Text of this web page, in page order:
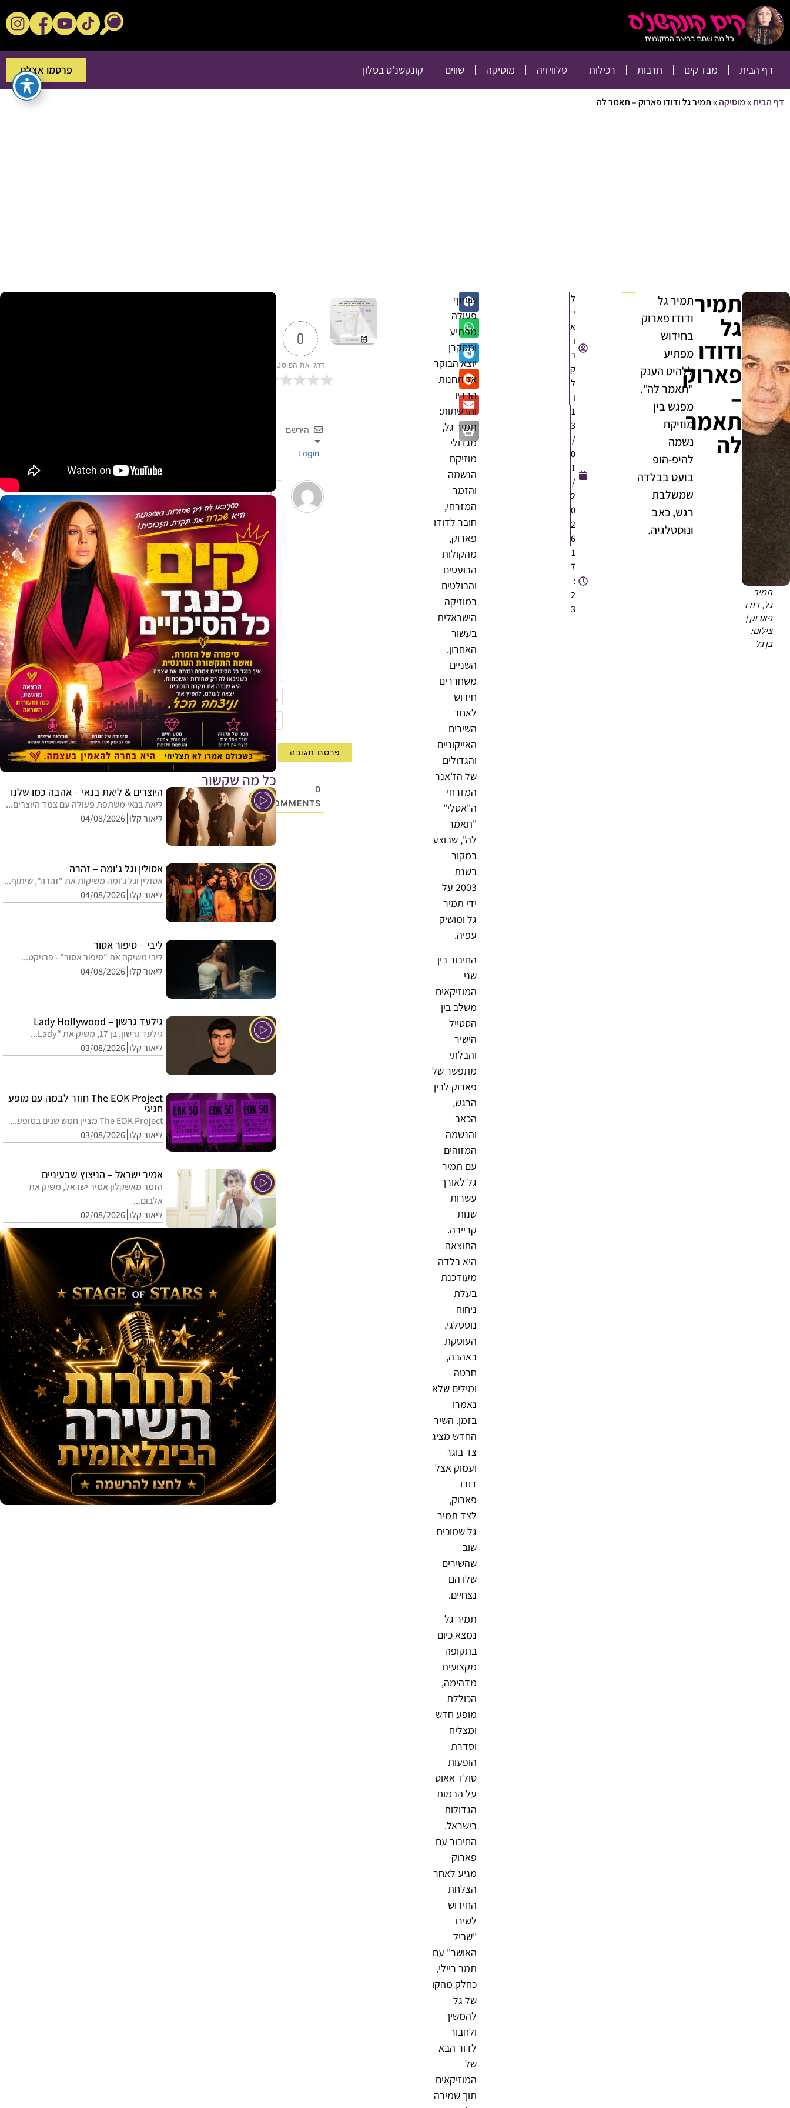
דף הבית מבז-קים תרבות רכילות טלוויזיה מוסיקה שווים קונקשנ'ס בסלון פרסמו אצלנו
פרסמו אצלנו
דף הבית»מוסיקה»תמיר גל ודודו פארוק – תאמר לה
תמיר
גל, דודו
פארוק |
צילום:
בן גל
תמיר
גל
ודודו
פארוק
–
תאמר
לה
תמיר גל
ודודו פארוק
בחידוש
מפתיע
ללהיט הענק
"תאמר לה".
מפגש בין
מוזיקת
נשמה
להיפ-הופ
בועט בבלדה
שמשלבת
רגש, כאב
ונוסטלגיה.
ל
י
א
ו
ר
ק
ל
ו
1
3
/
0
1
/
2
0
2
6
1
7
:
2
3
שיתוף
פעולה
מפתיע
ומסקרן
יוצא הבוקר
אל תחנות
הרדיו
והרשתות:
תמיר גל,
מגדולי
מוזיקת
הנשמה
והזמר
המזרחי,
חובר לדודו
פארוק,
מהקולות
הבועטים
והבולטים
במוזיקה
הישראלית
בעשור
האחרון.
השניים
משחררים
חידוש
לאחד
השירים
האייקוניים
והגדולים
של הז'אנר
המזרחי
ה"אסלי" –
"תאמר
לה", שבוצע
במקור
בשנת
2003 על
ידי תמיר
גל ומושיק
עפיה.
החיבור בין
שני
המוזיקאים
משלב בין
הסטייל
הישיר
והבלתי
מתפשר של
פארוק לבין
הרגש,
הכאב
והנשמה
המזוהים
עם תמיר
גל לאורך
עשרות
שנות
קריירה.
התוצאה
היא בלדה
מעודכנת
בעלת
ניחוח
נוסטלגי,
העוסקת
באהבה,
חרטה
ומילים שלא
נאמרו
בזמן. השיר
החדש מציג
צד בוגר
ועמוק אצל
דודו
פארוק,
לצד תמיר
גל שמוכיח
שוב
שהשירים
שלו הם
נצחיים.
תמיר גל
נמצא כיום
בתקופה
מקצועית
מדהימה,
הכוללת
מופע חדש
ומצליח
וסדרת
הופעות
סולד אאוט
על הבמות
הגדולות
בישראל.
החיבור עם
פארוק
מגיע לאחר
הצלחת
החידוש
לשירו
"שביל
האושר" עם
תמר ריילי,
כחלק מהקו
של גל
להמשיך
ולחבור
לדור הבא
של
המוזיקאים
תוך שמירה
0
דרגו את הפוסט
הירשם
שם
0
COMMENTS
כל מה שקשור
היוצרים & ליאת בנאי – אהבה כמו שלנו
ליאת בנאי משתפת פעולה עם צמד היוצרים...
ליאור קלו 04/08/2026
אסולין וגל ג'ומה – זהרה
אסולין וגל ג'ומה משיקות את "זהרה", שיתוף...
ליאור קלו 04/08/2026
ליבי – סיפור אסור
ליבי משיקה את "סיפור אסור" - פרויקט...
ליאור קלו 04/08/2026
גילעד גרשון – Lady Hollywood
גילעד גרשון, בן 17, משיק את "Lady...
ליאור קלו 03/08/2026
The EOK Project חוזר לבמה עם מופע
חגיגי
The EOK Project מציין חמש שנים במופע...
ליאור קלו 03/08/2026
אמיר ישראל – הניצוץ שבעיניים
הזמר מאשקלון אמיר ישראל, משיק את
אלבום...
ליאור קלו 02/08/2026